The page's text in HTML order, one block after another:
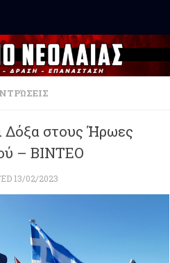
Δόξα στους Ήρωες
– ΒΙΝΤΕΟ
13/02/2023